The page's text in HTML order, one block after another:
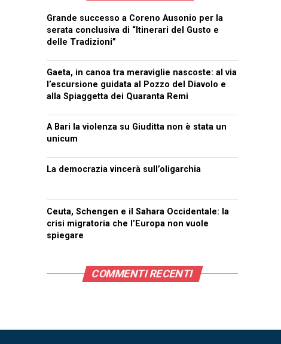
Grande successo a Coreno Ausonio per la
serata conclusiva di “Itinerari del Gusto e
delle Tradizioni”
Gaeta, in canoa tra meraviglie nascoste: al via
l’escursione guidata al Pozzo del Diavolo e
alla Spiaggetta dei Quaranta Remi
A Bari la violenza su Giuditta non è stata un
unicum
La democrazia vincerà sull’oligarchia
Ceuta, Schengen e il Sahara Occidentale: la
crisi migratoria che l’Europa non vuole
spiegare
COMMENTI RECENTI